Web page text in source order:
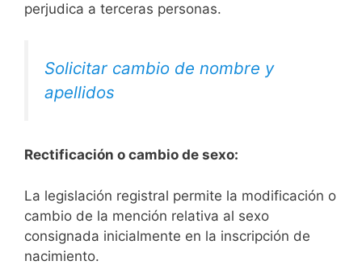
perjudica a terceras personas.
Solicitar cambio de nombre y
apellidos
Rectificación o cambio de sexo:
La legislación registral permite la modificación o
cambio de la mención relativa al sexo
consignada inicialmente en la inscripción de
nacimiento.